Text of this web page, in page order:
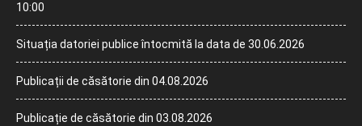
10:00
Situația datoriei publice întocmită la data de 30.06.2026
Publicații de căsătorie din 04.08.2026
Publicație de căsătorie din 03.08.2026